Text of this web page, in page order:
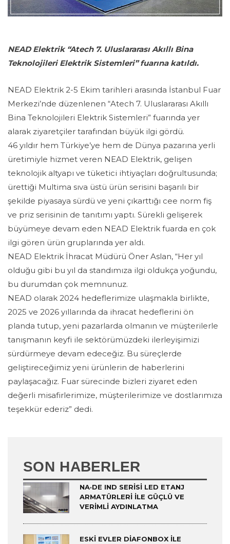
NEAD Elektrik “Atech 7. Uluslararası Akıllı Bina
Teknolojileri Elektrik Sistemleri” fuarına katıldı.
NEAD Elektrik 2-5 Ekim tarihleri arasında İstanbul Fuar
Merkezi’nde düzenlenen “Atech 7. Uluslararası Akıllı
Bina Teknolojileri Elektrik Sistemleri” fuarında yer
alarak ziyaretçiler tarafından büyük ilgi gördü.
46 yıldır hem Türkiye’ye hem de Dünya pazarına yerli
üretimiyle hizmet veren NEAD Elektrik, gelişen
teknolojik altyapı ve tüketici ihtiyaçları doğrultusunda;
ürettiği Multima sıva üstü ürün serisini başarılı bir
şekilde piyasaya sürdü ve yeni çıkarttığı cee norm fiş
ve priz serisinin de tanıtımı yaptı. Sürekli gelişerek
büyümeye devam eden NEAD Elektrik fuarda en çok
ilgi gören ürün gruplarında yer aldı.
NEAD Elektrik İhracat Müdürü Öner Aslan, “Her yıl
olduğu gibi bu yıl da standımıza ilgi oldukça yoğundu,
bu durumdan çok memnunuz.
NEAD olarak 2024 hedeflerimize ulaşmakla birlikte,
2025 ve 2026 yıllarında da ihracat hedeflerini ön
planda tutup, yeni pazarlarda olmanın ve müşterilerle
tanışmanın keyfi ile sektörümüzdeki ilerleyişimizi
sürdürmeye devam edeceğiz. Bu süreçlerde
geliştireceğimiz yeni ürünlerin de haberlerini
paylaşacağız. Fuar sürecinde bizleri ziyaret eden
değerli misafirlerimize, müşterilerimize ve dostlarımıza
teşekkür ederiz” dedi.
SON HABERLER
NA·DE IND SERISI LED ETANJ
ARMATÜRLERI ILE GÜÇLÜ VE
VERIMLI AYDINLATMA
ESKI EVLER DIAFONBOX ILE